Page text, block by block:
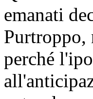
emanati
Purtroppo,
perché